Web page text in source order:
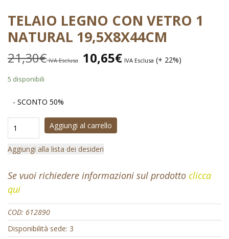
TELAIO LEGNO CON VETRO 1
NATURAL 19,5X8X44CM
21,30€ IVA Esclusa 10,65€ IVA Esclusa (+ 22%)
5 disponibili
- SCONTO 50%
Aggiungi al carrello
Aggiungi alla lista dei desideri
Se vuoi richiedere informazioni sul prodotto clicca
qui
COD: 612890
Disponibilità sede: 3